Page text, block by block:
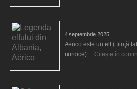
4 septembrie 2025
Aërico este un elf ( fiinţă
nordice) …Citește în